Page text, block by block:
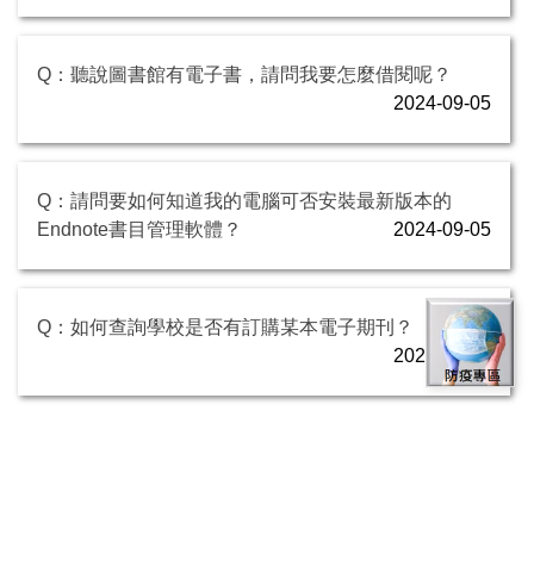
Q：聽說圖書館有電子書，請問我要怎麼借閱呢？
2024-09-05
Q：請問要如何知道我的電腦可否安裝最新版本的
Endnote書目管理軟體？
2024-09-05
Q：如何查詢學校是否有訂購某本電子期刊？
2024-09-05